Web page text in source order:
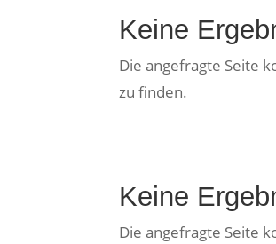
Keine
Die angefragte Seite
zu finden.
Keine
Die angefragte Seite